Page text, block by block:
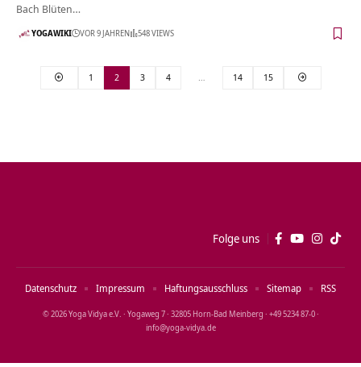
Bach Blüten…
YOGAWIKI VOR 9 JAHREN 548 VIEWS
1 2 3 4 … 14 15
Folge uns
© 2026 Yoga Vidya e.V. · Yogaweg 7 · 32805 Horn‑Bad Meinberg · +49 5234 87‑0 ·
info@yoga‑vidya.de
Datenschutz Impressum Haftungsausschluss Sitemap RSS